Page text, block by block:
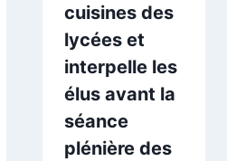
cuisines des
lycées et
interpelle les
élus avant la
séance
plénière des